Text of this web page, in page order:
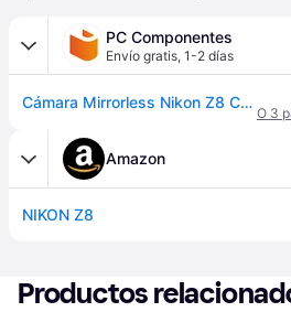
PC Componentes
Envío gratis, 1-2 días
Cámara Mirrorless Nikon Z8 Cuerpo 45,7MP Sensor Full-Frame 8K WiFi Bluetooth
O 3
Amazon
NIKON Z8
Productos